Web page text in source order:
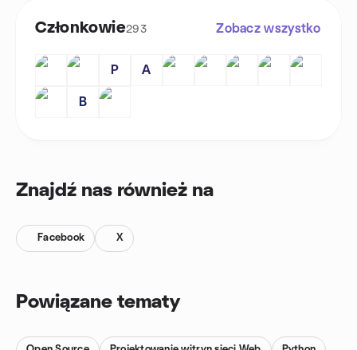
Członkowie293 Zobacz wszystko
P A
B
Znajdź nas również na
Facebook X
Powiązane tematy